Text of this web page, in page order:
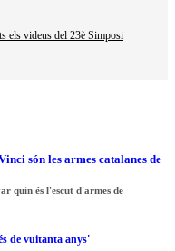
els videus del 23è Simposi
són les armes catalanes de
quin és l'escut d'armes de
de vuitanta anys'